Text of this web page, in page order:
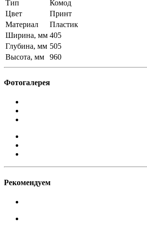
Тип
Комод
Цвет
Принт
Материал
Пластик
Ширина, мм 405
Глубина, мм 505
Высота, мм
960
Фотогалерея
Рекомендуем